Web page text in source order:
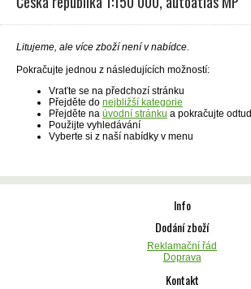
Litujeme, ale více zboží není v nabídce.
Pokračujte jednou z následujících možností:
Vraťte se na předchozí stránku
Přejděte do nejbližší kategorie
Přejděte na úvodní stránku a pokračujte odtud
Použijte vyhledávání
Vyberte si z naší nabídky v menu
Info
Dodání zboží
Reklamační řád
Doprava
Kontakt